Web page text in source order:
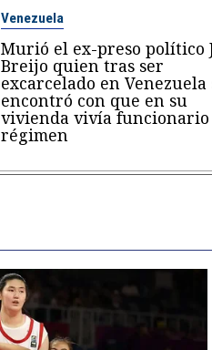
Venezuela
Murió el ex-preso político
Breijo quien tras ser
excarcelado en Venezuela
encontró con que en su
vivienda vivía funcionario
régimen